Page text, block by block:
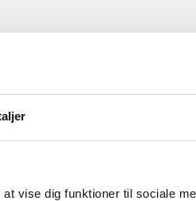
vise dig funktioner til sociale